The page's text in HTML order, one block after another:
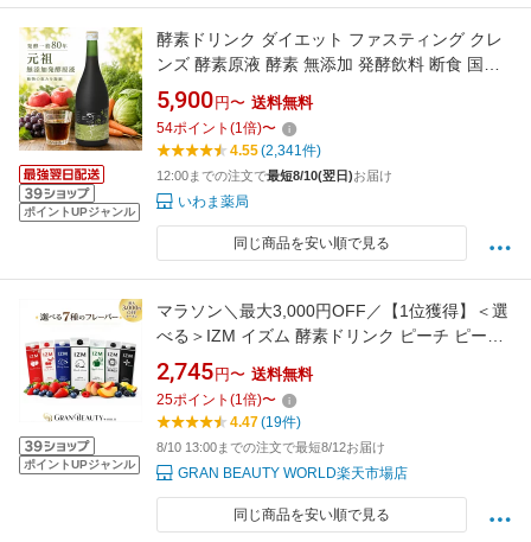
ポイントUPジャンル
酵素ドリンク ダイエット ファスティング クレ
ンズ 酵素原液 酵素 無添加 発酵飲料 断食 国産
オーガニック 本物 痩せ菌 酵素断食 原液 腸内細
菌 |きせき(720ml)×1～12本| 安心安全 ミネラル
アミノ酸 グルテンフリー
5,900 円〜 送料無料
54ポイント (1倍)〜
4.55(2,341件)
12:00までの注文で最短8/10(翌日)お届け
いわま薬局
同じ商品を安い順で見る
ポイントUPジャンル
マラソン＼最大3,000円OFF／【1位獲得】＜選
べる＞IZM イズム 酵素ドリンク ピーチ ピーチ
ゼロ ストロベリー アップル アセロラ ベリー プ
レミアム
2,745 円〜 送料無料
25ポイント (1倍)〜
4.47(19件)
8/10 13:00までの注文で最短8/12お届け
GRAN BEAUTY WORLD楽天市場店
同じ商品を安い順で見る